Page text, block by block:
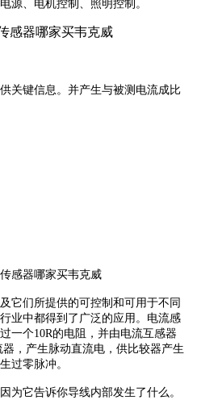
源、电机控制、照明控制。
关键信息。并产生与被测电流成比
它们所提供的可控制和可用于不同
业中都得到了广泛的应用。 电流感
一个10R的电阻，并由电流互感器
，产生脉动直流电，供比较器产生
过零脉冲。
为它告诉你导线内部发生了什么。